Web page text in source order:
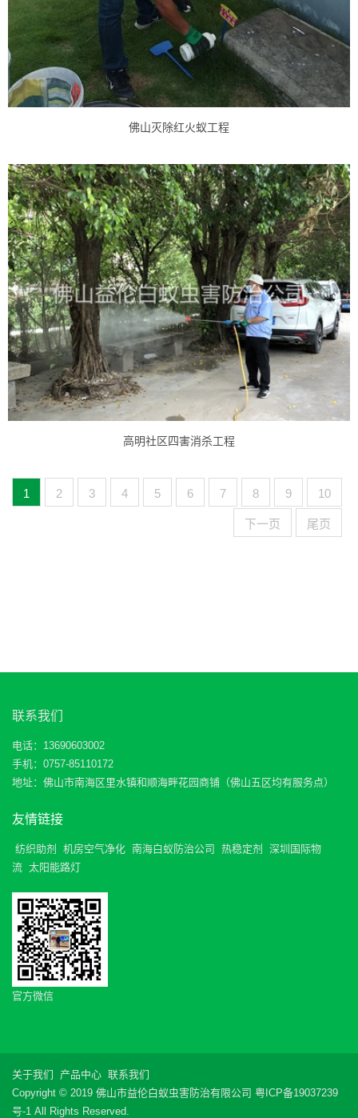
佛山灭除红火蚁工程
高明社区四害消杀工程
1 2 3 4 5 6 7 8 9 10
下一页 尾页
联系我们
电话：13690603002
手机：0757-85110172
地址：佛山市南海区里水镇和顺海畔花园商铺（佛山五区均有服务点）
友情链接
纺织助剂 机房空气净化 南海白蚁防治公司 热稳定剂
深圳国际物
流 太阳能路灯
官方微信
关于我们 产品中心 联系我们
Copyright © 2019 佛山市益伦白蚁虫害防治有限公司 粤ICP备19037239
号-1 All Rights Reserved.